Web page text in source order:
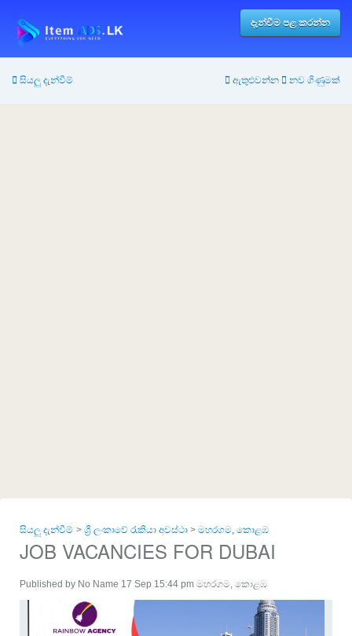
දැන්වීම පළ කරන්න
සියලු දැන්වීම් ඇතුළුවන්න නව ගිණුමක්
සියලු දැන්වීම් ශ්‍රී ලංකාවේ රැකියා අවස්ථා මහරගම, කොළඹ
JOB VACANCIES FOR DUBAI
Published by No Name 17 Sep 15:44 pm මහරගම, කොළඹ